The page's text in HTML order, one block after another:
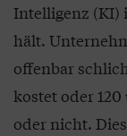
Intelligenz (KI)
hält.
offenbar
kostet oder
oder nicht.